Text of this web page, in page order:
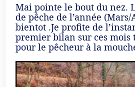
Mai pointe le bout du nez.
de pêche de l’année
bientot .Je profite de
premier bilan sur ces
pour le pêcheur à la